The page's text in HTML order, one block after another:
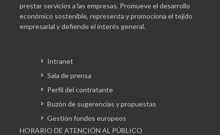
prestar servicios a las empresas. Promueve el desarrollo
económico sostenible, representa y promociona el tejido
empresarial y defiende el interés general.
Intranet
Sala de prensa
Perfil del contratante
Buzón de sugerencias y propuestas
Gestión fondos europeos
HORARIO DE ATENCIÓN AL PÚBLICO